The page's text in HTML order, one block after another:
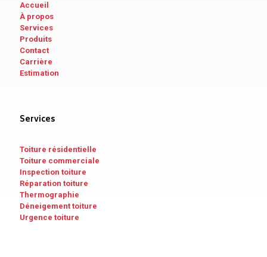
Accueil
À propos
Services
Produits
Contact
Carrière
Estimation
Services
Toiture résidentielle
Toiture commerciale
Inspection toiture
Réparation toiture
Thermographie
Déneigement toiture
Urgence toiture